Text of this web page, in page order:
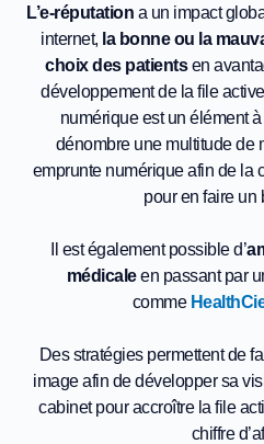
L’e-réputation a un impact
internet, la bonne ou la
choix des patientsen
développement de la file
numérique est un élément
dénombre une multitude de
emprunte numérique afin de la
pour en faire un
Il est également possible d’
médicaleen passant par
comme
Des stratégies permettent de
image afin de développer sa
cabinet pour accroître la file
chiffre